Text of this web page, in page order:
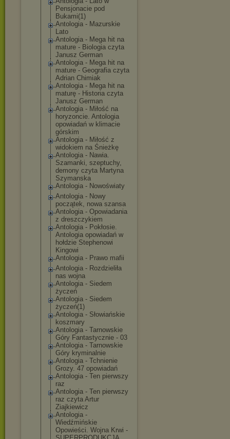
Pensjonacie pod
Bukami(1)
Antologia - Mazurskie
Lato
Antologia - Mega hit na
mature - Biologia czyta
Janusz German
Antologia - Mega hit na
mature - Geografia czyta
Adrian Chimiak
Antologia - Mega hit na
maturę - Historia czyta
Janusz German
Antologia - Miłość na
horyzoncie. Antologia
opowiadań w klimacie
górskim
Antologia - Miłość z
widokiem na Śnieżkę
Antologia - Nawia.
Szamanki, szeptuchy,
demony czyta Martyna
Szymanska
Antologia - Nowoświaty
Antologia - Nowy
początek, nowa szansa
Antologia - Opowiadania
z dreszczykiem
Antologia - Pokłosie.
Antologia opowiadań w
hołdzie Stephenowi
Kingowi
Antologia - Prawo mafii
Antologia - Rozdzieliła
nas wojna
Antologia - Siedem
życzeń
Antologia - Siedem
życzeń(1)
Antologia - Słowiańskie
koszmary
Antologia - Tarnowskie
Góry Fantastycznie - 03
Antologia - Tarnowskie
Góry kryminalnie
Antologia - Tchnienie
Grozy. 47 opowiadań
Antologia - Ten pierwszy
raz
Antologia - Ten pierwszy
raz czyta Artur
Ziajkiewicz
Antologia -
Wiedźmińskie
Opowieści. Wojna Krwi -